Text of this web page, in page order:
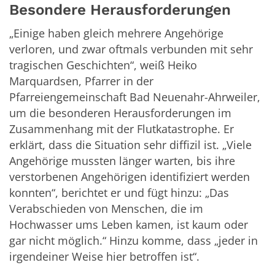
Besondere Herausforderungen
„Einige haben gleich mehrere Angehörige
verloren, und zwar oftmals verbunden mit sehr
tragischen Geschichten“, weiß Heiko
Marquardsen, Pfarrer in der
Pfarreiengemeinschaft Bad Neuenahr-Ahrweiler,
um die besonderen Herausforderungen im
Zusammenhang mit der Flutkatastrophe. Er
erklärt, dass die Situation sehr diffizil ist. „Viele
Angehörige mussten länger warten, bis ihre
verstorbenen Angehörigen identifiziert werden
konnten“, berichtet er und fügt hinzu: „Das
Verabschieden von Menschen, die im
Hochwasser ums Leben kamen, ist kaum oder
gar nicht möglich.“ Hinzu komme, dass „jeder in
irgendeiner Weise hier betroffen ist“.